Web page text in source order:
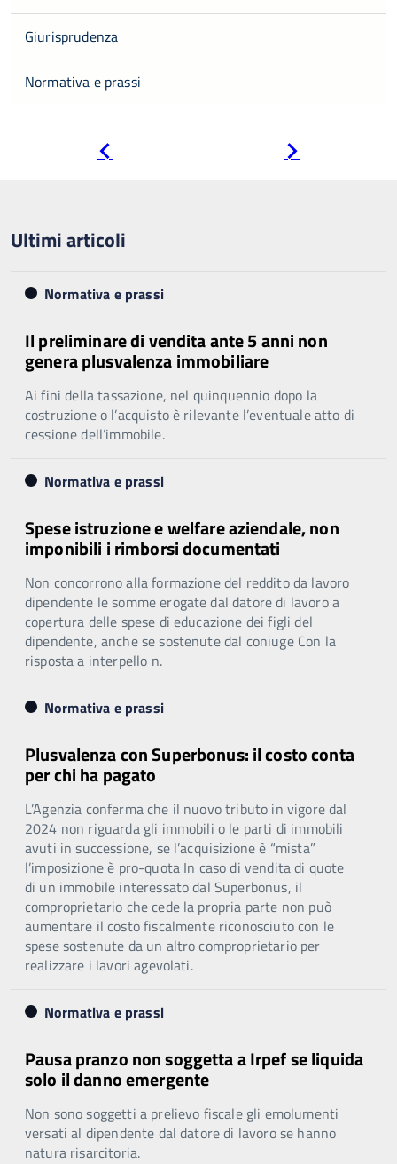
Giurisprudenza
Normativa e prassi
Ultimi articoli
Normativa e prassi
Il preliminare di vendita ante 5 anni non
genera plusvalenza immobiliare
Ai fini della tassazione, nel quinquennio dopo la
costruzione o l’acquisto è rilevante l’eventuale atto di
cessione dell’immobile.
Normativa e prassi
Spese istruzione e welfare aziendale, non
imponibili i rimborsi documentati
Non concorrono alla formazione del reddito da lavoro
dipendente le somme erogate dal datore di lavoro a
copertura delle spese di educazione dei figli del
dipendente, anche se sostenute dal coniuge Con la
risposta a interpello n.
Normativa e prassi
Plusvalenza con Superbonus: il costo conta
per chi ha pagato
L’Agenzia conferma che il nuovo tributo in vigore dal
2024 non riguarda gli immobili o le parti di immobili
avuti in successione, se l’acquisizione è “mista”
l’imposizione è pro-quota In caso di vendita di quote
di un immobile interessato dal Superbonus, il
comproprietario che cede la propria parte non può
aumentare il costo fiscalmente riconosciuto con le
spese sostenute da un altro comproprietario per
realizzare i lavori agevolati.
Normativa e prassi
Pausa pranzo non soggetta a Irpef se liquida
solo il danno emergente
Non sono soggetti a prelievo fiscale gli emolumenti
versati al dipendente dal datore di lavoro se hanno
natura risarcitoria.